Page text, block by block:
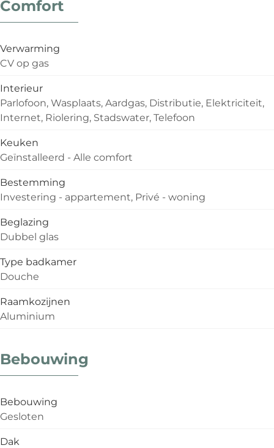
Comfort
Verwarming
CV op gas
Interieur
Parlofoon, Wasplaats, Aardgas, Distributie, Elektriciteit,
Internet, Riolering, Stadswater, Telefoon
Keuken
Geïnstalleerd - Alle comfort
Bestemming
Investering - appartement, Privé - woning
Beglazing
Dubbel glas
Type badkamer
Douche
Raamkozijnen
Aluminium
Bebouwing
Bebouwing
Gesloten
Dak